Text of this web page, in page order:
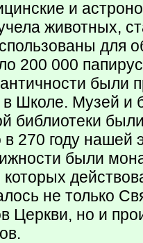
и
животных,
для
200 000
были
в Школе. Музей и
библиотеки
в 270 году
были
не только
Церкви, но и